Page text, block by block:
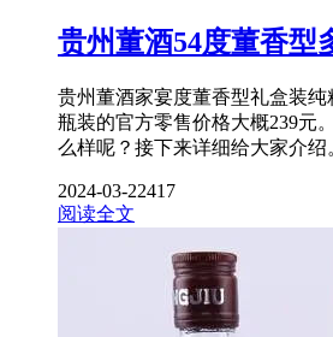
贵州董酒54度董香型
贵州董酒家宴度董香型礼盒装纯
瓶装的官方零售价格大概239元
么样呢？接下来详细给大家介绍
2024-03-22417
阅读全文